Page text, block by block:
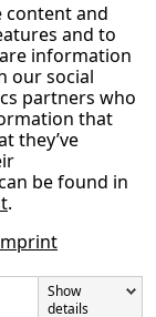
content and
and to
information
our social
partners who
that
they’ve
be found in
.
Show
details